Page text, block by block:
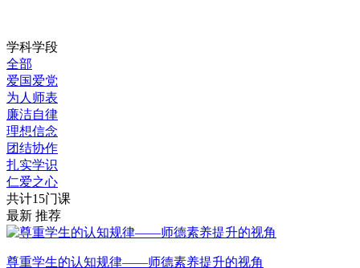
学科学段
全部
爱国爱党
为人师表
廉洁自律
理想信念
团结协作
扎实学识
仁爱之心
共计15门课
最新 推荐
尊重学生的认知规律——师德素养提升的视角